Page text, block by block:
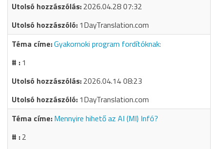
2026.04.28 07:32
1DayTranslation.com
Gyakornoki program fordítóknak:
1
2026.04.14 08:23
1DayTranslation.com
Mennyire hihető az AI (MI) Infó?
2